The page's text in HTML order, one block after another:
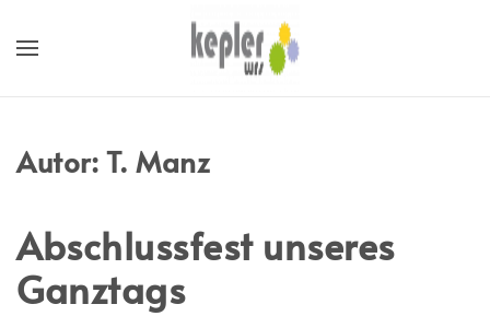
Autor:T. Manz
Abschlussfest unseres
Ganztags